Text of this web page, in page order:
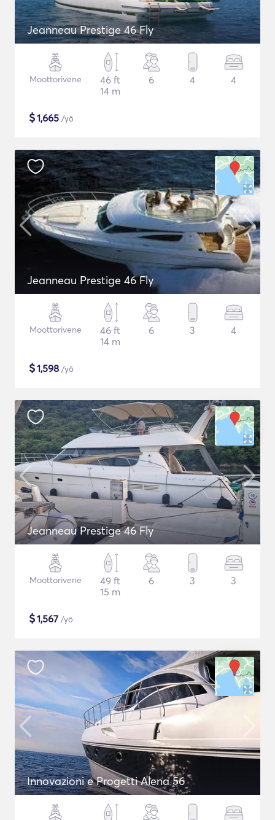
Jeanneau Prestige 46 Fly
Moottorivene
46 ft
14 m
6 4 4
$1,665 /yö
Jeanneau Prestige 46 Fly
Moottorivene
46 ft
14 m
6 3 4
$1,598 /yö
Jeanneau Prestige 46 Fly
Moottorivene
49 ft
15 m
6 3 3
$1,567 /yö
Innovazioni e Progetti Alena 56